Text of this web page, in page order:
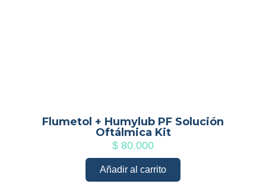
Flumetol + Humylub PF Solución
Oftálmica Kit
$ 80.000
Añadir al carrito